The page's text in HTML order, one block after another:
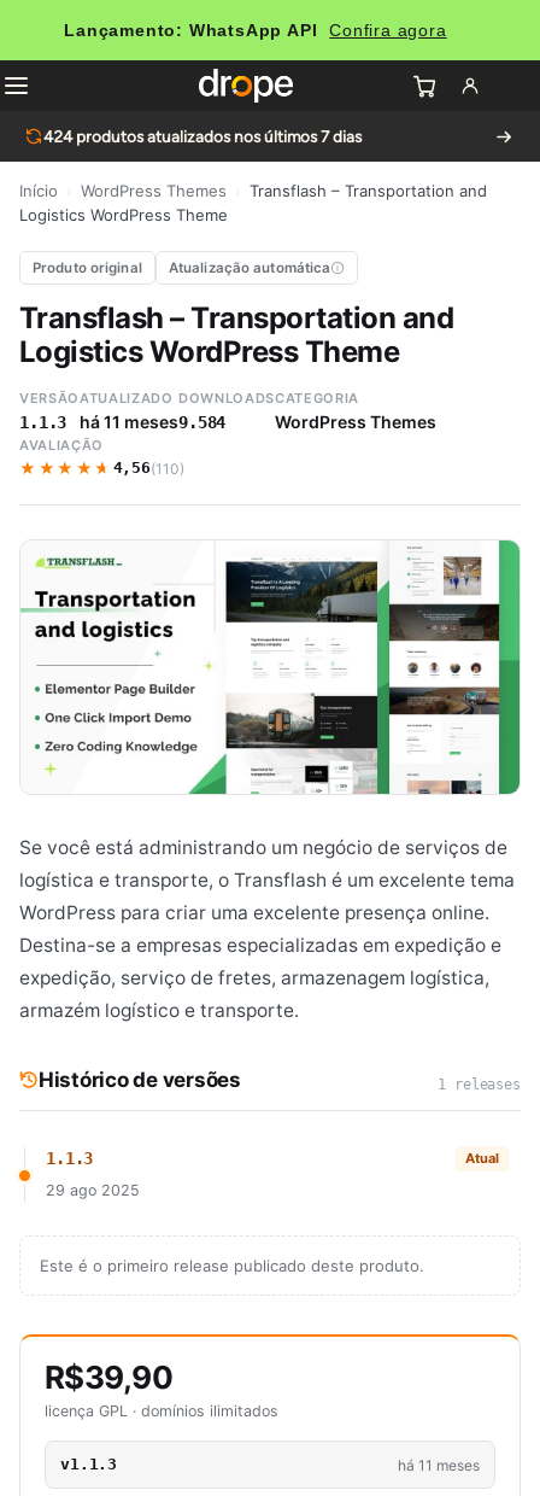
Lançamento: WhatsApp API Confira agora
424produtos atualizados nos últimos 7 dias
Início WordPress Themes
Transflash – Transportation and
Logistics WordPress Theme
Produto original Atualização automática
Transflash – Transportation and
Logistics WordPress Theme
VERSÃO
1.1.3
ATUALIZADO
há 11 meses
DOWNLOADS
9.584
CATEGORIA
WordPress Themes
AVALIAÇÃO
★★★★★
★★★★★ 4,56(110)
Se você está administrando um negócio de serviços de
logística e transporte, o Transflash é um excelente tema
WordPress para criar uma excelente presença online.
Destina-se a empresas especializadas em expedição e
expedição, serviço de fretes, armazenagem logística,
armazém logístico e transporte.
Histórico de versões 1 releases
1.1.3 Atual
29 ago 2025
Este é o primeiro release publicado deste produto.
R$39,90
licença GPL · domínios ilimitados
v1.1.3 há 11 meses